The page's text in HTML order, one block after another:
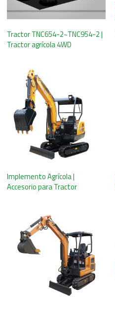
Tractor TNC654-2~TNC954-2 |
Tractor agrícola 4WD
Implemento Agrícola |
Accesorio para Tractor